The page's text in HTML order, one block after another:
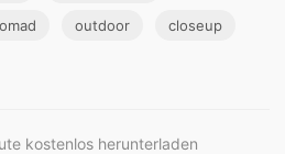
outdoor closeup
kostenlos herunterladen